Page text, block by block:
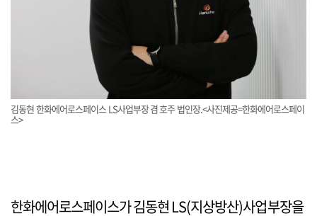
김동현 한화에어로스페이스 LS사업부장 겸 호주 법인장.<사진제공=한화에어로스페이
스>
한화에어로스페이스가 김동현 LS(지상방산)사업부장을